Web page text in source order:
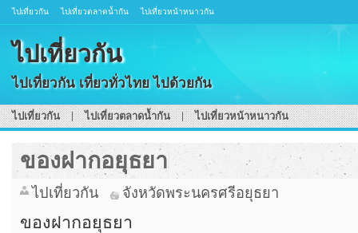
ไปเที่ยวกัน ไปเที่ยวตลาดน้ำกัน ไปเที่ยวหน้าหนาวกัน
ไปเที่ยวกัน
ไปเที่ยวกัน เที่ยวทั่วไทย ไปด้วยกัน
ไปเที่ยวกัน ไปเที่ยวตลาดน้ำกัน ไปเที่ยวหน้าหนาวกัน
ของฝากอยุธยา
ไปเที่ยวกัน จังหวัดพระนครศรีอยุธยา
ของฝากอยุธยา